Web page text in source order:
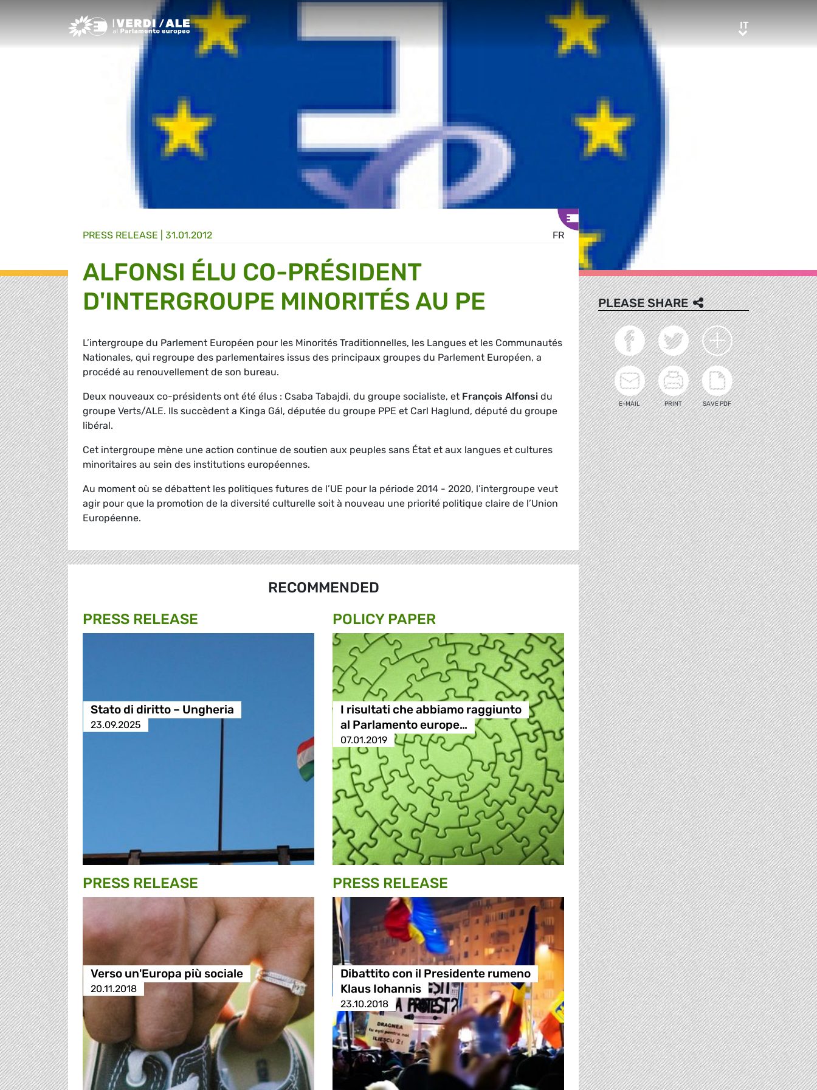
Greens/EFA Home ITIT
FR
PRESS RELEASE | 31.01.2012
ALFONSI ÉLU CO-PRÉSIDENT
D'INTERGROUPE MINORITÉS AU PE
L’intergroupe du Parlement Européen pour les Minorités Traditionnelles, les Langues et les Communautés
Nationales, qui regroupe des parlementaires issus des principaux groupes du Parlement Européen, a
procédé au renouvellement de son bureau.
Deux nouveaux co-présidents ont été élus : Csaba Tabajdi, du groupe socialiste, et François Alfonsi du
groupe Verts/ALE. Ils succèdent a Kinga Gál, députée du groupe PPE et Carl Haglund, député du groupe
libéral.
Cet intergroupe mène une action continue de soutien aux peuples sans État et aux langues et cultures
minoritaires au sein des institutions européennes.
Au moment où se débattent les politiques futures de l’UE pour la période 2014 - 2020, l’intergroupe veut
agir pour que la promotion de la diversité culturelle soit à nouveau une priorité politique claire de l’Union
Européenne.
RECOMMENDED
PRESS RELEASE
Stato di diritto – Ungheria
23.09.2025
POLICY PAPER
I risultati che abbiamo raggiunto
al Parlamento europe…
07.01.2019
PRESS RELEASE
Verso un'Europa più sociale
20.11.2018
PRESS RELEASE
Dibattito con il Presidente rumeno
Klaus Iohannis
23.10.2018
PLEASE SHARE
E-MAIL PRINT SAVE PDF